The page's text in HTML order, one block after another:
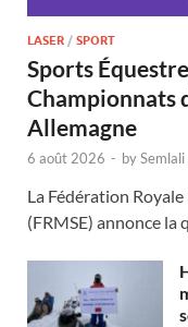
LASER / SPORT
Sports
Championnats
Allemagne
6 août 2026 - by
La Fédération
(FRMSE) annonce